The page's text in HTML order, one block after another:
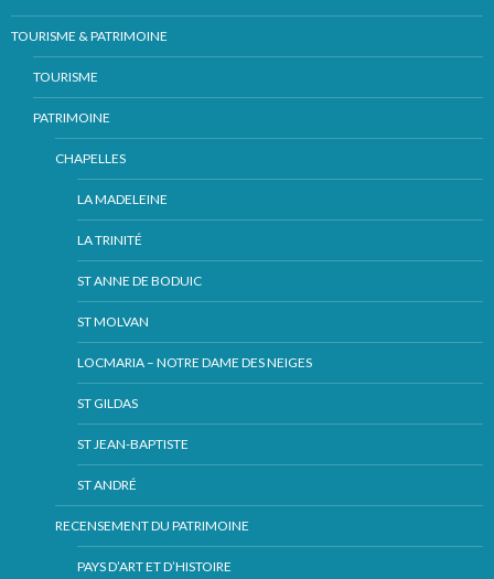
TOURISME & PATRIMOINE
TOURISME
PATRIMOINE
CHAPELLES
LA MADELEINE
LA TRINITÉ
ST ANNE DE BODUIC
ST MOLVAN
LOCMARIA – NOTRE DAME DES NEIGES
ST GILDAS
ST JEAN-BAPTISTE
ST ANDRÉ
RECENSEMENT DU PATRIMOINE
PAYS D’ART ET D’HISTOIRE